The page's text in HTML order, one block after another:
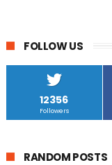
FOLLOW US
12356
Followers
RANDOM POSTS